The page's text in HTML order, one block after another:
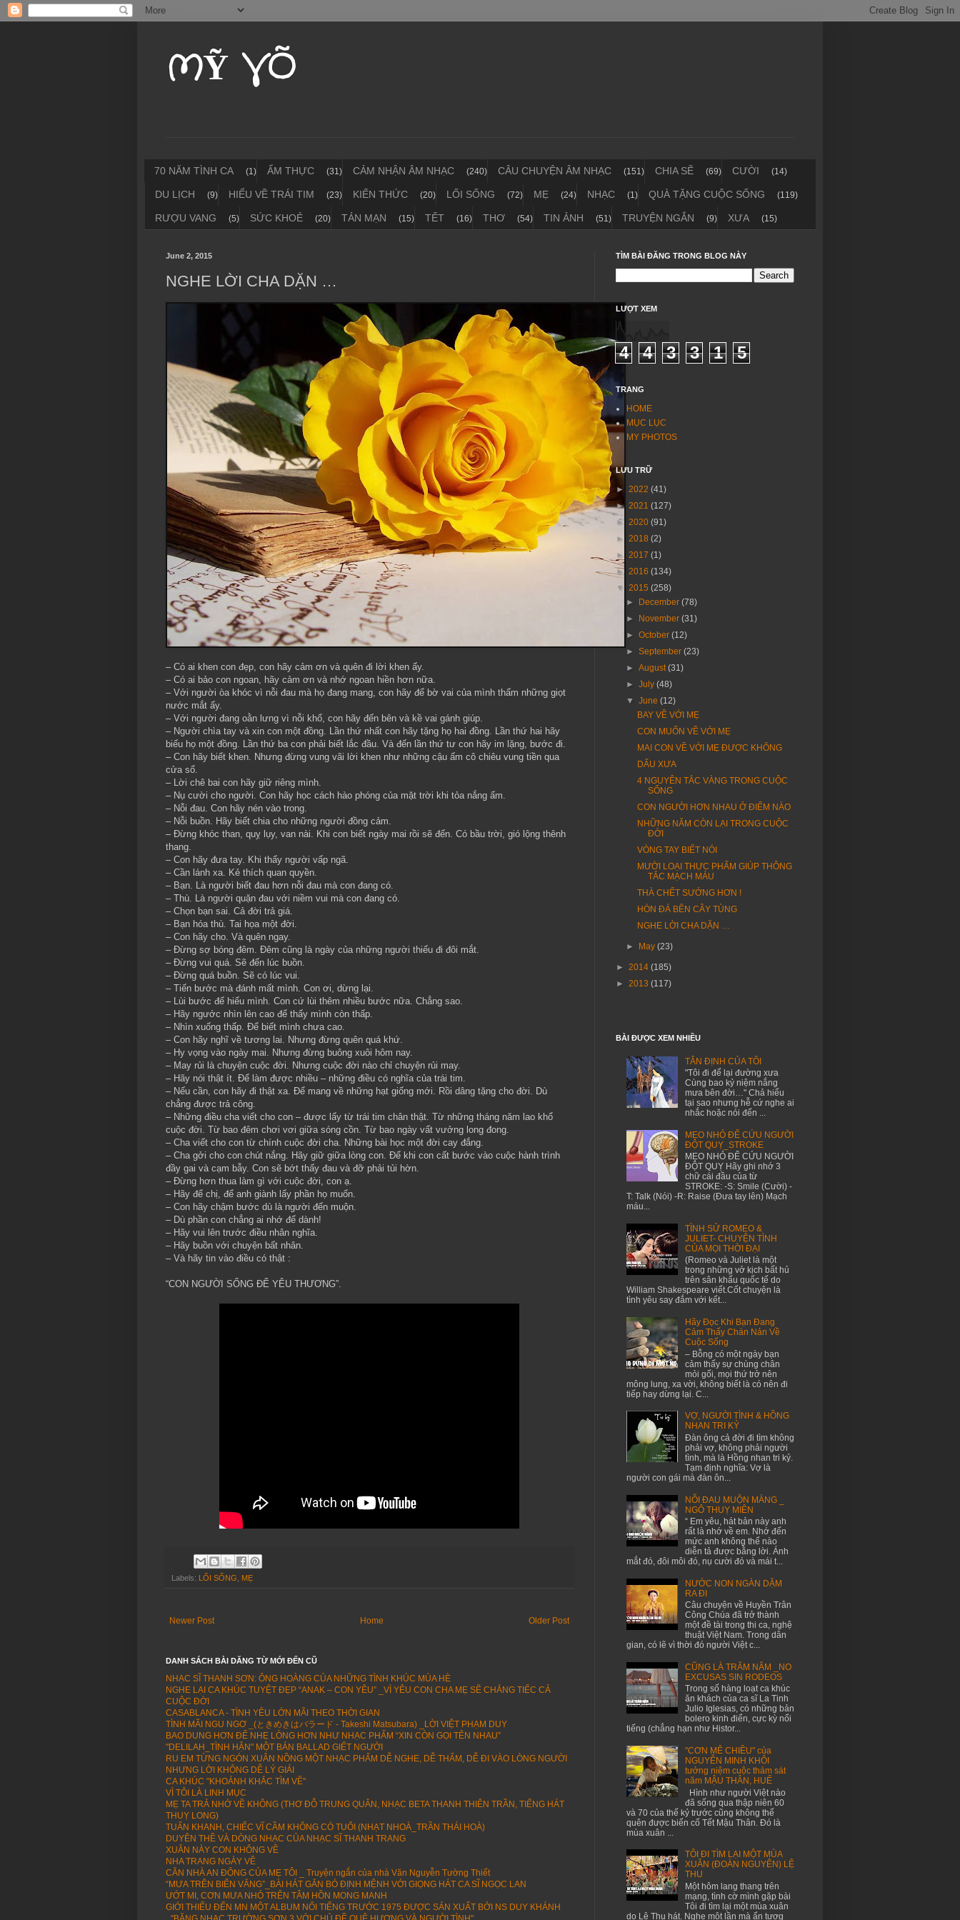
MỸ VÕ
70 NĂM TÌNH CA (1) ẨM THỰC (31) CẢM NHẬN ÂM NHẠC (240) CÂU CHUYỆN ÂM NHẠC (151) CHIA SẼ (69) CƯỜI (14)
DU LỊCH (9) HIỂU VỀ TRÁI TIM (23) KIẾN THỨC (20) LỐI SỐNG (72) MẸ (24) NHẠC (1) QUÀ TẶNG CUỘC SỐNG (119)
RƯỢU VANG (5) SỨC KHOẺ (20) TẢN MẠN (15) TẾT (16) THƠ (54) TIN ẢNH (51) TRUYỆN NGẮN (9) XƯA (15)
June 2, 2015
NGHE LỜI CHA DẶN …
– Có ai khen con đẹp, con hãy cảm ơn và quên đi lời khen ấy.
– Có ai bảo con ngoan, hãy cảm ơn và nhớ ngoan hiền hơn nữa.
– Với người òa khóc vì nỗi đau mà họ đang mang, con hãy để bờ vai của mình thấm những giọt
nước mắt ấy.
– Với người đang oằn lưng vì nỗi khổ, con hãy đến bên và kề vai gánh giúp.
– Người chìa tay và xin con một đồng. Lần thứ nhất con hãy tặng họ hai đồng. Lần thứ hai hãy
biếu họ một đồng. Lần thứ ba con phải biết lắc đầu. Và đến lần thứ tư con hãy im lặng, bước đi.
– Con hãy biết khen. Nhưng đừng vung vãi lời khen như những cậu ấm cô chiêu vung tiền qua
cửa sổ.
– Lời chê bai con hãy giữ riêng mình.
– Nụ cười cho người. Con hãy học cách hào phóng của mặt trời khi tỏa nắng ấm.
– Nỗi đau. Con hãy nén vào trong.
– Nỗi buồn. Hãy biết chia cho những người đồng cảm.
– Đừng khóc than, quỵ lụy, van nài. Khi con biết ngày mai rồi sẽ đến. Có bầu trời, gió lộng thênh
thang.
– Con hãy đưa tay. Khi thấy người vấp ngã.
– Cần lánh xa. Kẻ thích quan quyền.
– Bạn. Là người biết đau hơn nỗi đau mà con đang có.
– Thù. Là người quặn đau với niềm vui mà con đang có.
– Chọn bạn sai. Cả đời trả giá.
– Bạn hóa thù. Tai họa một đời.
– Con hãy cho. Và quên ngay.
– Đừng sợ bóng đêm. Đêm cũng là ngày của những người thiếu đi đôi mắt.
– Đừng vui quá. Sẽ đến lúc buồn.
– Đừng quá buồn. Sẽ có lúc vui.
– Tiến bước mà đánh mất mình. Con ơi, dừng lại.
– Lùi bước để hiểu mình. Con cứ lùi thêm nhiều bước nữa. Chẳng sao.
– Hãy ngước nhìn lên cao để thấy mình còn thấp.
– Nhìn xuống thấp. Để biết mình chưa cao.
– Con hãy nghĩ về tương lai. Nhưng đừng quên quá khứ.
– Hy vọng vào ngày mai. Nhưng đừng buông xuôi hôm nay.
– May rủi là chuyện cuộc đời. Nhưng cuộc đời nào chỉ chuyện rủi may.
– Hãy nói thật ít. Để làm được nhiều – những điều có nghĩa của trái tim.
– Nếu cần, con hãy đi thật xa. Để mang về những hạt giống mới. Rồi dâng tặng cho đời. Dù
chẳng được trả công.
– Những điều cha viết cho con – được lấy từ trái tim chân thật. Từ những tháng năm lao khổ
cuộc đời. Từ bao đêm chơi vơi giữa sóng cồn. Từ bao ngày vất vưởng long đong.
– Cha viết cho con từ chính cuộc đời cha. Những bài học một đời cay đắng.
– Cha gởi cho con chút nắng. Hãy giữ giữa lòng con. Để khi con cất bước vào cuộc hành trình
đầy gai và cạm bẫy. Con sẽ bớt thấy đau và đỡ phải tủi hờn.
– Đừng hơn thua làm gì với cuộc đời, con ạ.
– Hãy để chị, để anh giành lấy phần họ muốn.
– Con hãy chậm bước dù là người đến muộn.
– Dù phần con chẳng ai nhớ để dành!
– Hãy vui lên trước điều nhân nghĩa.
– Hãy buồn với chuyện bất nhân.
– Và hãy tin vào điều có thật :
“CON NGƯỜI SỐNG ĐỂ YÊU THƯƠNG”.
Labels: LỐI SỐNG MẸ
Newer Post Older Post
Home
DANH SÁCH BÀI DĂNG TỪ MỚI ĐẾN CŨ
NHẠC SĨ THANH SƠN: ÔNG HOÀNG CỦA NHỮNG TÌNH KHÚC MÙA HÈ
NGHE LẠI CA KHÚC TUYỆT ĐẸP “ANAK – CON YÊU” _VÌ YÊU CON CHA MẸ SẼ CHẲNG TIẾC CẢ
CUỘC ĐỜI
CASABLANCA - TÌNH YÊU LỚN MÃI THEO THỜI GIAN
TÌNH MÃI NGU NGƠ _(ときめきはバラード - Takeshi Matsubara) _LỜI VIỆT PHẠM DUY
BAO DUNG HƠN ĐỂ NHẸ LÒNG HƠN NHƯ NHẠC PHẨM “XIN CÒN GỌI TÊN NHAU”
"DELILAH_TÌNH HẬN" MỘT BẢN BALLAD GIẾT NGƯỜI
RU EM TỪNG NGÓN XUÂN NỒNG MỘT NHẠC PHẨM DỄ NGHE, DỄ THẤM, DỄ ĐI VÀO LÒNG NGƯỜI
NHƯNG LỜI KHÔNG DỄ LÝ GIẢI
CA KHÚC "KHOẢNH KHẮC TÌM VỀ"
VÌ TÔI LÀ LINH MỤC
MẸ TA TRẢ NHỚ VỀ KHÔNG (THƠ ĐỖ TRUNG QUÂN, NHẠC BETA THANH THIÊN TRẦN, TIẾNG HÁT
THUỴ LONG)
TUẤN KHANH, CHIẾC VĨ CẦM KHÔNG CÓ TUỔI (NHẠT NHOÀ_TRẦN THÁI HOÀ)
DUYÊN THỀ VÀ DÒNG NHẠC CỦA NHẠC SĨ THANH TRANG
XUÂN NÀY CON KHÔNG VỀ
NHA TRANG NGÀY VỀ
CĂN NHÀ AN ĐÔNG CỦA MẸ TÔI _ Truyện ngắn của nhà Văn Nguyễn Tường Thiết
“MƯA TRÊN BIỂN VẮNG”_BÀI HÁT GẮN BÓ ĐỊNH MỆNH VỚI GIỌNG HÁT CA SĨ NGỌC LAN
ƯỚT MI, CƠN MƯA NHỎ TRÊN TÂM HỒN MONG MANH
GIỚI THIẾU ĐẾN MN MỘT ALBUM NỔI TIẾNG TRƯỚC 1975 ĐƯỢC SẢN XUẤT BỞI NS DUY KHÁNH
TÌM BÀI ĐĂNG TRONG BLOG NÀY
LƯỢT XEM
4 4 3 3 1 5
TRANG
HOME
MỤC LỤC
MY PHOTOS
LƯU TRỮ
► 2022 (41)
► 2021 (127)
► 2020 (91)
► 2018 (2)
► 2017 (1)
► 2016 (134)
▼ 2015 (258)
►
December(78)
►
November(31)
►October(12)
►September(23)
►August(31)
►July(48)
▼June(12)
BAY VỀ VỚI MẸ
CON MUỐN VỀ VỚI MẸ
MAI CON VỀ VỚI MẸ ĐƯỢC KHÔNG
DẤU XƯA
4 NGUYÊN TẮC VÀNG TRONG CUỘC
SỐNG
CON NGƯỜI HƠN NHAU Ở ĐIỂM NÀO
NHỮNG NĂM CÒN LẠI TRONG CUỘC
ĐỜI
VÒNG TAY BIẾT NÓI
MƯỜI LOẠI THỰC PHẨM GIÚP THÔNG
TẮC MẠCH MÁU
THÀ CHẾT SƯỚNG HƠN !
HÒN ĐÁ BÊN CÂY TÙNG
NGHE LỜI CHA DẶN …
► May(23)
► 2014 (185)
► 2013 (117)
BÀI ĐƯỢC XEM NHIỀU
TÂN ĐỊNH CỦA TÔI
"Tôi đi để lại đường xưa
Cùng bao kỷ niệm nắng
mưa bên đời…" Chả hiểu
tại sao nhưng hễ cứ nghe ai
nhắc hoặc nói đến ...
MẸO NHỎ ĐỂ CỨU NGƯỜI
ĐỘT QUỴ_STROKE
MẸO NHỎ ĐỂ CỨU NGƯỜI
ĐỘT QUỴ Hãy ghi nhớ 3
chữ cái đầu của từ
STROKE: -S: Smile (Cười) -
T: Talk (Nói) -R: Raise (Đưa tay lên) Mạch
máu...
TÌNH SỬ ROMEO &
JULIET- CHUYỆN TÌNH
CỦA MỌI THỜI ĐẠI
(Romeo và Juliet là một
trong những vở kịch bất hủ
trên sân khấu quốc tế do
William Shakespeare viết.Cốt chuyện là
tình yêu say đắm với kết...
Hãy Đọc Khi Bạn Đang
Cảm Thấy Chán Nản Về
Cuộc Sống
– Bỗng có một ngày bạn
cảm thấy sự chùng chân
mỏi gối, mọi thứ trở nên
mông lung, xa vời, không biết là có nên đi
tiếp hay dừng lại. C...
VỢ, NGƯỜI TÌNH & HỒNG
NHAN TRI KỶ
Đàn ông cả đời đi tìm không
phải vợ, không phải người
tình, mà là Hồng nhan tri kỷ.
Tạm định nghĩa: Vợ là
người con gái mà đàn ôn...
NỖI ĐAU MUỘN MÀNG _
NGÔ THUỴ MIÊN
“ Em yêu, hát bản này anh
rất là nhớ về em. Nhớ đến
mức anh không thể nào
diễn tả được bằng lời. Ánh
mắt đó, đôi môi đó, nụ cười đó và mái t...
NƯỚC NON NGÀN DẶM
RA ĐI
Câu chuyện về Huyền Trân
Công Chúa đã trở thành
một đề tài trong thi ca, nghệ
thuật Việt Nam. Trong dân
gian, có lẽ vì thời đó người Việt c...
CŨNG LÀ TRĂM NĂM _NO
EXCUSAS SIN RODEOS
Trong số hàng loạt ca khúc
ăn khách của ca sĩ La Tinh
Julio Iglesias, có những bản
bolero kinh điển, cực kỳ nổi
tiếng (chẳng hạn như Histor...
"CƠN MÊ CHIỀU" của
NGUYỄN MINH KHÔI
tưởng niệm cuộc thảm sát
năm MẬU THÂN, HUẾ
Hình như người Việt nào
đã sống qua thập niên 60
và 70 của thế kỷ trước cũng không thể
quên được biến cố Tết Mậu Thân. Đó là
mùa xuân ...
TÔI ĐI TÌM LẠI MỘT MÙA
XUÂN (ĐOÀN NGUYÊN) LỆ
THU
Một hôm lang thang trên
mạng, tình cờ mình gặp bài
Tôi đi tìm lại một mùa xuân
do Lệ Thu hát. Nghe một lần mà ấn tượg